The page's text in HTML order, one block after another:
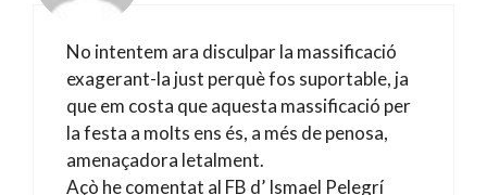
No intentem ara disculpar la massificació
exagerant-la just perquè fos suportable, ja
que em costa que aquesta massificació per
la festa a molts ens és, a més de penosa,
amenaçadora letalment.
Açò he comentat al FB d’ Ismael Pelegrí